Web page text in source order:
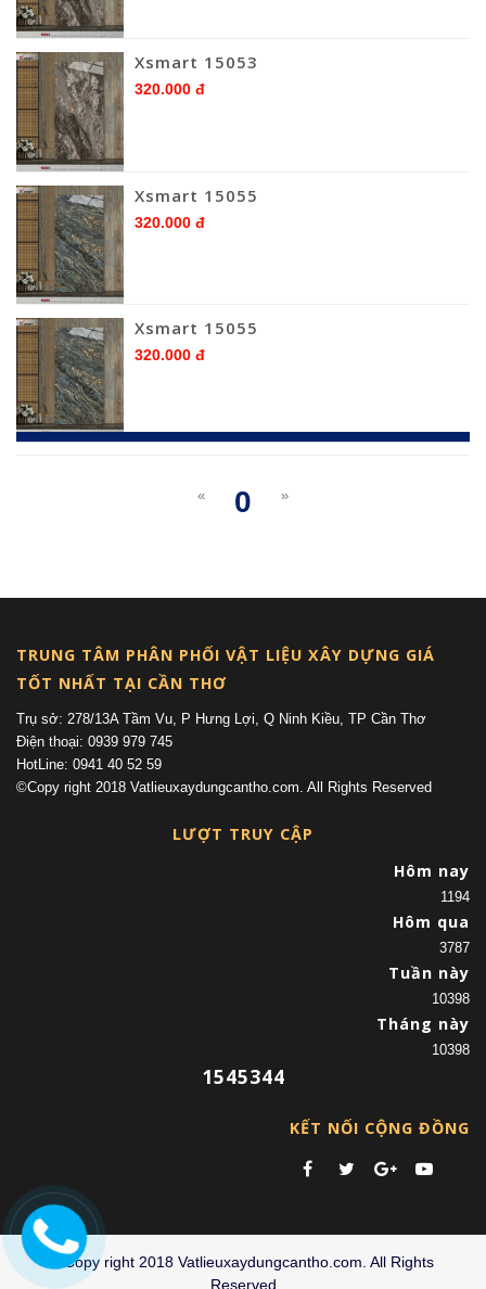
Xsmart 15053
320.000 đ
Xsmart 15055
320.000 đ
Xsmart 15055
320.000 đ
«
0
»
TRUNG TÂM PHÂN PHỐI VẬT LIỆU XÂY DỰNG GIÁ
TỐT NHẤT TẠI CẦN THƠ
Trụ sở: 278/13A Tầm Vu, P Hưng Lợi, Q Ninh Kiều, TP Cần Thơ
Điện thoại: 0939 979 745
HotLine: 0941 40 52 59
©Copy right 2018 Vatlieuxaydungcantho.com. All Rights Reserved
LƯỢT TRUY CẬP
Hôm nay
1194
Hôm qua
3787
Tuần này
10398
Tháng này
10398
1545344
KẾT NỐI CỘNG ĐỒNG
©Copy right 2018 Vatlieuxaydungcantho.com. All Rights
Reserved